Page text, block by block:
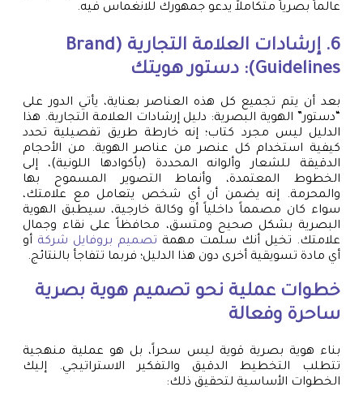
عالماً بصرياً متكاملاً يدعو جمهورك للانغماس فيه.
6. إرشادات العلامة التجارية (Brand
Guidelines): دستور هويتك
بعد أن يتم تجميع كل هذه العناصر بعناية، يأتي الدور على
“دستور” الهوية البصرية: دليل إرشادات العلامة التجارية. هذا
الدليل ليس مجرد كتاب؛ إنه خارطة طريق تفصيلية تحدد
كيفية استخدام كل عنصر من عناصر الهوية. من الأحجام
الدقيقة للشعار وألوانه المحددة (بأكوادها اللونية)، إلى
الخطوط المعتمدة، وأنماط التصوير المسموح بها
والمحرمة. إنه يضمن أن أي شخص يتعامل مع علامتك،
سواء كان مصمماً داخلياً أو وكالة خارجية، سيطبق الهوية
البصرية بشكل صحيح ومتسق، محافظاً على نقاء وجمال
علامتك. تخيل أنك سلمت مهمة تصميم بروفايل شركة أو
أي مادة تسويقية أخرى دون هذا الدليل؛ فربما تتفاجأ بالنتائج.
خطوات عملية نحو تصميم هوية بصرية
ساحرة وفعالة
بناء هوية بصرية قوية ليس سحراً، بل هو عملية منهجية
تتطلب التخطيط الدقيق والتفكير الاستراتيجي. إليك
الخطوات الأساسية لتحقيق ذلك: